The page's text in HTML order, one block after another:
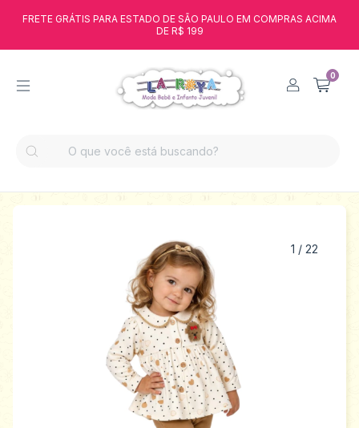
FRETE GRÁTIS PARA ESTADO DE SÃO PAULO EM COMPRAS ACIMA
DE R$ 199
0
1 / 22